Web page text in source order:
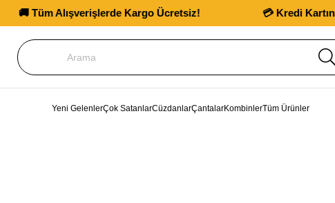
🚚 Tüm Alışverişlerde Kargo Ücretsiz! 💳 Kredi Kartına
Yeni GelenlerÇok SatanlarCüzdanlarÇantalarKombinlerTüm Ürünler